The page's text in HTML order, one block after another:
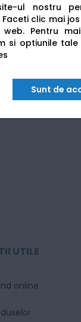
ul nostru
clic mai
Pentru
si optiunile tale
Sunt de
UTILE
online